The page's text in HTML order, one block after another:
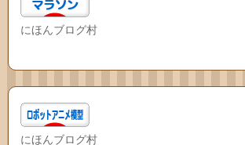
にほんブログ村
にほんブログ村